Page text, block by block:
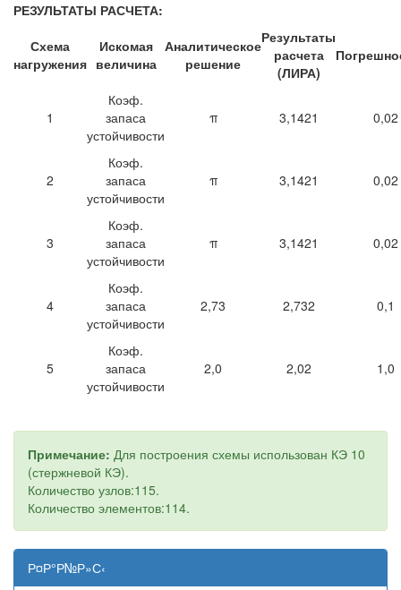
РЕЗУЛЬТАТЫ РАСЧЕТА:
Схема
нагружения
Искомая
величина
Аналитическое
решение
Результаты
расчета
(ЛИРА)
1
Коэф.
запаса
устойчивости
π 3,1421 0,02
2
Коэф.
запаса
устойчивости
π 3,1421 0,02
3
Коэф.
запаса
устойчивости
π 3,1421 0,02
4
Коэф.
запаса
устойчивости
2,73 2,732 0,1
5
Коэф.
запаса
устойчивости
2,0 2,02 1,0
Примечание: Для построения схемы использован КЭ 10
(стержневой КЭ).
Количество узлов:115.
Количество элементов:114.
Р¤Р°Р№Р»С‹